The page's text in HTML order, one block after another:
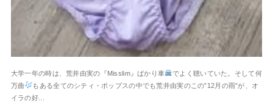
大学一年の時は、荒井由実の『Misslim』ばかり車
でよく聴いていた。そして何
万曲
もある全てのシティ・ポップスの中でも荒井由実のこの”12月の雨”が、オ
イラの好...